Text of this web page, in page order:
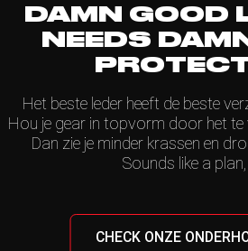
DAMN GOOD
NEEDS
Het beste leder heeft de beste
Hou je gear in topvorm door het te
Dan zie je minder krassen en
Sounds like a
CHECK ONZE